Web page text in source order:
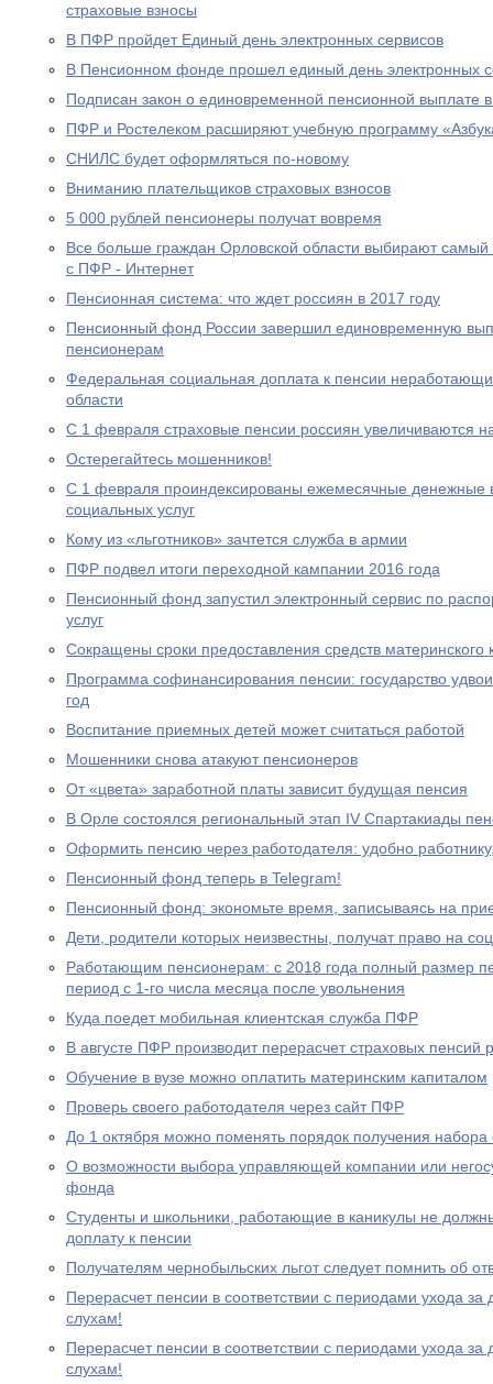
страховые взносы
В ПФР пройдет Единый день электронных сервисов
В Пенсионном фонде прошел единый день электронных
Подписан закон о единовременной пенсионной выплате
ПФР и Ростелеком расширяют учебную программу
СНИЛС будет оформляться по-новому
Вниманию плательщиков страховых взносов
5 000 рублей пенсионеры получат вовремя
Все больше граждан Орловской области выбирают
с ПФР - Интернет
Пенсионная система: что ждет россиян в 2017 году
Пенсионный фонд России завершил единовременную
пенсионерам
Федеральная социальная доплата к пенсии
области
С 1 февраля страховые пенсии россиян увеличиваются
Остерегайтесь мошенников!
С 1 февраля проиндексированы ежемесячные денежные
социальных услуг
Кому из «льготников» зачтется служба в армии
ПФР подвел итоги переходной кампании 2016 года
Пенсионный фонд запустил электронный сервис по
услуг
Сокращены сроки предоставления средств материнского
Программа софинансирования пенсии: государство
год
Воспитание приемных детей может считаться работой
Мошенники снова атакуют пенсионеров
От «цвета» заработной платы зависит будущая пенсия
В Орле состоялся региональный этап IV Спартакиады
Оформить пенсию через работодателя: удобно
Пенсионный фонд теперь в Telegram!
Пенсионный фонд: экономьте время, записываясь на
Дети, родители которых неизвестны, получат право на
Работающим пенсионерам: с 2018 года полный размер
период с 1-го числа месяца после увольнения
Куда поедет мобильная клиентская служба ПФР
В августе ПФР производит перерасчет страховых
Обучение в вузе можно оплатить материнским капиталом
Проверь своего работодателя через сайт ПФР
До 1 октября можно поменять порядок получения набора
О возможности выбора управляющей компании или
фонда
Студенты и школьники, работающие в каникулы не
доплату к пенсии
Получателям чернобыльских льгот следует помнить об
Перерасчет пенсии в соответствии с периодами ухода за
слухам!
Перерасчет пенсии в соответствии с периодами ухода за
слухам!